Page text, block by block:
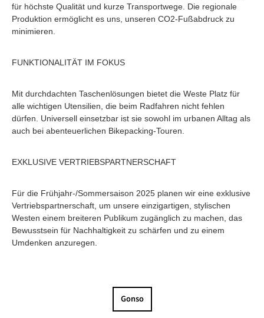
für höchste Qualität und kurze Transportwege. Die regionale
Produktion ermöglicht es uns, unseren CO2-Fußabdruck zu
minimieren.
FUNKTIONALITÄT IM FOKUS
Mit durchdachten Taschenlösungen bietet die Weste Platz für
alle wichtigen Utensilien, die beim Radfahren nicht fehlen
dürfen. Universell einsetzbar ist sie sowohl im urbanen Alltag als
auch bei abenteuerlichen Bikepacking-Touren.
EXKLUSIVE VERTRIEBSPARTNERSCHAFT
Für die Frühjahr-/Sommersaison 2025 planen wir eine exklusive
Vertriebspartnerschaft, um unsere einzigartigen, stylischen
Westen einem breiteren Publikum zugänglich zu machen, das
Bewusstsein für Nachhaltigkeit zu schärfen und zu einem
Umdenken anzuregen.
Gonso